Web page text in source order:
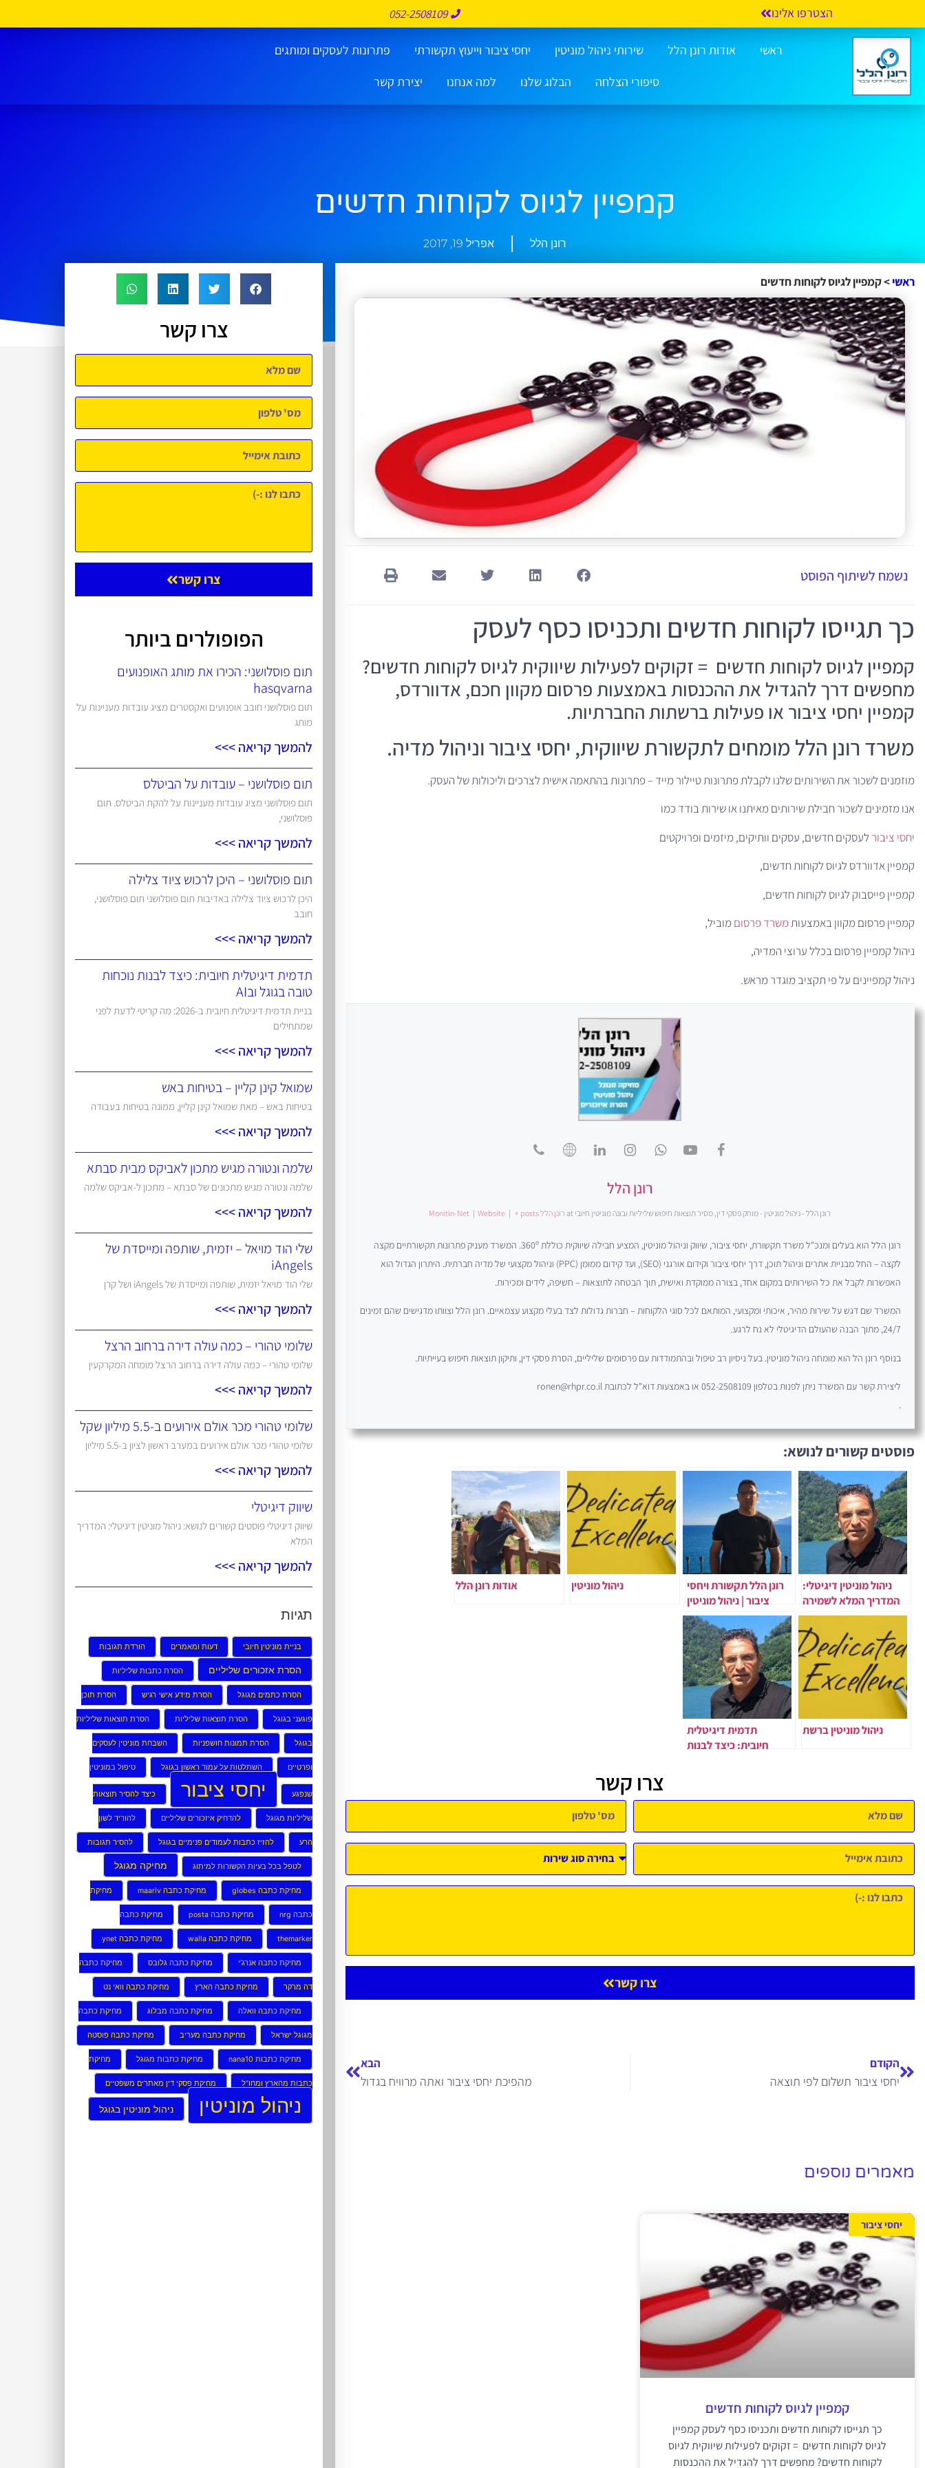
הצטרפו אלינו 052-2508109
ראשי אודות רונן הלל שירותי ניהול מוניטין יחסי ציבור וייעוץ תקשורתי
פתרונות לעסקים ומותגים
סיפורי הצלחה
הבלוג שלנו למה אנחנו יצירת קשר
קמפיין לגיוס לקוחות חדשים
רונן הלל אפריל 19, 2017
ראשי>קמפיין לגיוס לקוחות חדשים
נשמח לשיתוף הפוסט
כך תגייסו לקוחות חדשים ותכניסו כסף לעסק
קמפיין לגיוס לקוחות חדשים = זקוקים לפעילות שיווקית לגיוס לקוחות חדשים?
מחפשים דרך להגדיל את ההכנסות באמצעות פרסום מקוון חכם, אדוורדס,
קמפיין יחסי ציבור או פעילות ברשתות החברתיות.
משרד רונן הלל מומחים לתקשורת שיווקית, יחסי ציבור וניהול מדיה.
מוזמנים לשכור את השירותים שלנו לקבלת פתרונות טיילור מייד – פתרונות בהתאמה אישית לצרכים וליכולות של העסק.
אנו מזמינים לשכור חבילת שירותים מאיתנו או שירות בודד כמו
יחסי ציבור לעסקים חדשים, עסקים וותיקים, מיזמים ופרויקטים
קמפיין אדוורדס לגיוס לקוחות חדשים,
קמפיין פייסבוק לגיוס לקוחות חדשים,
קמפיין פרסום מקוון באמצעותמשרד פרסום מוביל,
ניהול קמפיין פרסום בכלל ערוצי המדיה,
ניהול קמפיינים על פי תקציב מוגדר מראש.
רונן הלל
רונן הלל - ניהול מוניטין - מוחק פסקי דין, מסיר תוצאות חיפוש שליליות ובונה מוניטין חיובי at רונן הלל Monitin-Net | Website | + posts
רונן הלל הוא בעלים ומנכ"ל משרד תקשורת, יחסי ציבור, שיווק וניהול מוניטין, המציע חבילה שיווקית כוללת 360º. המשרד מעניק פתרונות תקשורתיים מקצה
לקצה – החל מבניית אתרים וניהול תוכן, דרך יחסי ציבור וקידום אורגני (SEO), ועד קידום ממומן (PPC) וניהול מקצועי של מדיה חברתית. היתרון הגדול הוא
האפשרות לקבל את כל השירותים במקום אחד, בצורה ממוקדת ואישית, תוך הבטחה לתוצאות – חשיפה, לידים ומכירות.
המשרד שם דגש על שירות מהיר, איכותי ומקצועי, המותאם לכל סוגי הלקוחות – חברות גדולות לצד בעלי מקצוע עצמאיים. רונן הלל וצוותו מדגישים שהם זמינים
24/7, מתוך הבנה שהעולם הדיגיטלי לא נח לרגע.
בנוסף רונן הל הוא מומחה ניהול מוניטין. בעל ניסיון רב טיפול ובהתמודדות עם פרסומים שליליים, הסרת פסקי דין, ותיקון תוצאות חיפוש בעייתיות.
ליצירת קשר עם המשרד ניתן לפנות בטלפון 052-2508109 או באמצעות דוא"ל לכתובת ronen@rhpr.co.il
.
פוסטים קשורים לנושא:
ניהול מוניטין דיגיטלי:
המדריך המלא לשמירה
על תדמית אונליין
רונן הלל תקשורת ויחסי
ציבור | ניהול מוניטין
ניהול מוניטין אודות רונן הלל
ניהול מוניטין ברשת
תדמית דיגיטלית
חיובית: כיצד לבנות
צרו קשר
צרו קשר
הקודם
יחסי ציבור תשלום לפי תוצאה
הבא
מהפיכת יחסי ציבור ואתה מרוויח בגדול
מאמרים נוספים
יחסי ציבור
קמפיין לגיוס לקוחות חדשים
כך תגייסו לקוחות חדשים ותכניסו כסף לעסק קמפיין
לגיוס לקוחות חדשים = זקוקים לפעילות שיווקית לגיוס
לקוחות חדשים? מחפשים דרך להגדיל את ההכנסות
צרו קשר
צרו קשר
הפופולרים ביותר
תום פוסלושני: הכירו את מותג האופנועים
hasqvarna
תום פוסלושני חובב אופנועים ואקסטרים מציג עובדות מעניינות על
מותג
להמשך קריאה >>>
תום פוסלושני – עובדות על הביטלס
תום פוסלושני מציג עובדות מעניינות על להקת הביטלס. תום
פוסלושני,
להמשך קריאה >>>
תום פוסלושני – היכן לרכוש ציוד צלילה
היכן לרכוש ציוד צלילה באדיבות תום פוסלושני תום פוסלושני,
חובב
להמשך קריאה >>>
תדמית דיגיטלית חיובית: כיצד לבנות נוכחות
טובה בגוגל ובAI
בניית תדמית דיגיטלית חיובית ב-2026: מה קריטי לדעת לפני
שמתחילים
להמשך קריאה >>>
שמואל קינן קליין – בטיחות באש
בטיחות באש – מאת שמואל קינן קליין, ממונה בטיחות בעבודה
להמשך קריאה >>>
שלמה ונטורה מגיש מתכון לאביקס מבית סבתא
שלמה ונטורה מגיש מתכונים של סבתא – מתכון ל-אביקס שלמה
להמשך קריאה >>>
שלי הוד מויאל – יזמית, שותפה ומייסדת של
iAngels
שלי הוד מויאל יזמית, שותפה ומייסדת של iAngels ושל קרן
להמשך קריאה >>>
שלומי טהורי – כמה עולה דירה ברחוב הרצל
שלומי טהורי – כמה עולה דירה ברחוב הרצל מומחה המקרקעין
להמשך קריאה >>>
שלומי טהורי מכר אולם אירועים ב-5.5 מיליון שקל
שלומי טהורי מכר אולם אירועים במערב ראשון לציון ב-5.5 מיליון
להמשך קריאה >>>
שיווק דיגיטלי
שיווק דיגיטלי פוסטים קשורים לנושא: ניהול מוניטין דיגיטלי: המדריך
המלא
להמשך קריאה >>>
תגיות
בניית מוניטין חיובי דעות ומאמרים הורדת תגובות
הסרת אזכורים שליליים הסרת כתבות שליליות
הסרת כתמים מגוגל הסרת מידע אישי רגיש הסרת תוכן
פוגעני בגוגל הסרת תוצאות שליליות הסרת תוצאות שליליות
בגוגל הסרת תמונות חושפניות השבחת מוניטין לעסקים
ופרטיים השתלטות על עמוד ראשון בגוגל טיפול במוניטין
שנפגע יחסי ציבור כיצד להסיר תוצאות
שליליות מגוגל להדחיק איזכורים שליליים להוריד לשון
הרע להזיז כתבות לעמודים פנימיים בגוגל להסיר תגובות
לטפל בכל בעיות הקשורות למיתוג מחיקה מגוגל
מחיקת כתבה globes מחיקת כתבה maariv מחיקת
כתבה nrg מחיקת כתבה posta מחיקת כתבה
themarker מחיקת כתבה walla מחיקת כתבה ynet
מחיקת כתבה אנרג’י מחיקת כתבה גלובס מחיקת כתבה
דה מרקר מחיקת כתבה הארץ מחיקת כתבה וואי נט
מחיקת כתבה וואלה מחיקת כתבה מבלוג מחיקת כתבה
מגוגל ישראל מחיקת כתבה מעריב מחיקת כתבה פוסטה
מחיקת כתבות nana10 מחיקת כתבות מגוגל מחיקת
כתבות מהארץ ומחו”ל מחיקת פסקי דין מאתרים משפטיים
ניהול מוניטין ניהול מוניטין בגוגל